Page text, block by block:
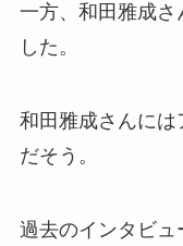
一方、和田雅成
した。
和田雅成さんに
だそう。
過去のインタビ